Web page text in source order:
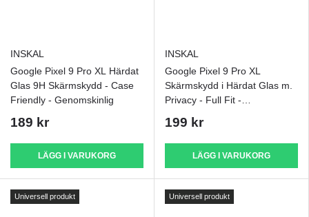
INSKAL
Google Pixel 9 Pro XL Härdat
Glas 9H Skärmskydd - Case
Friendly - Genomskinlig
189 kr
LÄGG I VARUKORG
INSKAL
Google Pixel 9 Pro XL
Skärmskydd i Härdat Glas m.
Privacy - Full Fit -
Genomskinlig / Svart
199 kr
LÄGG I VARUKORG
Universell produkt Universell produkt